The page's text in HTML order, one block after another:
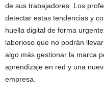
de sus trabajadores .Los
detectar estas tendencias y
huella digital de forma
laborioso que no podrán
algo más gestionar la marca
aprendizaje en red y una
empresa.